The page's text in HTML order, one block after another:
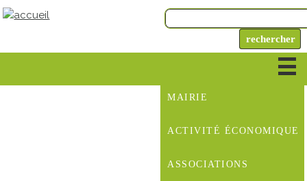
MAIRIE
ACTIVITÉ ÉCONOMIQUE
ASSOCIATIONS